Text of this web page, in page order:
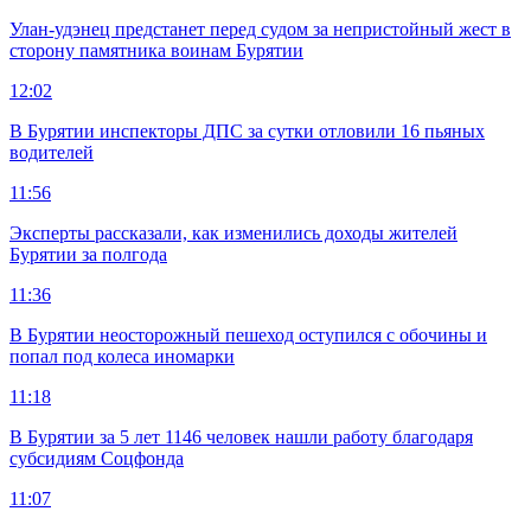
Улан-удэнец предстанет перед судом за непристойный жест в
сторону памятника воинам Бурятии
12:02
В Бурятии инспекторы ДПС за сутки отловили 16 пьяных
водителей
11:56
Эксперты рассказали, как изменились доходы жителей
Бурятии за полгода
11:36
В Бурятии неосторожный пешеход оступился с обочины и
попал под колеса иномарки
11:18
В Бурятии за 5 лет 1146 человек нашли работу благодаря
субсидиям Соцфонда
11:07